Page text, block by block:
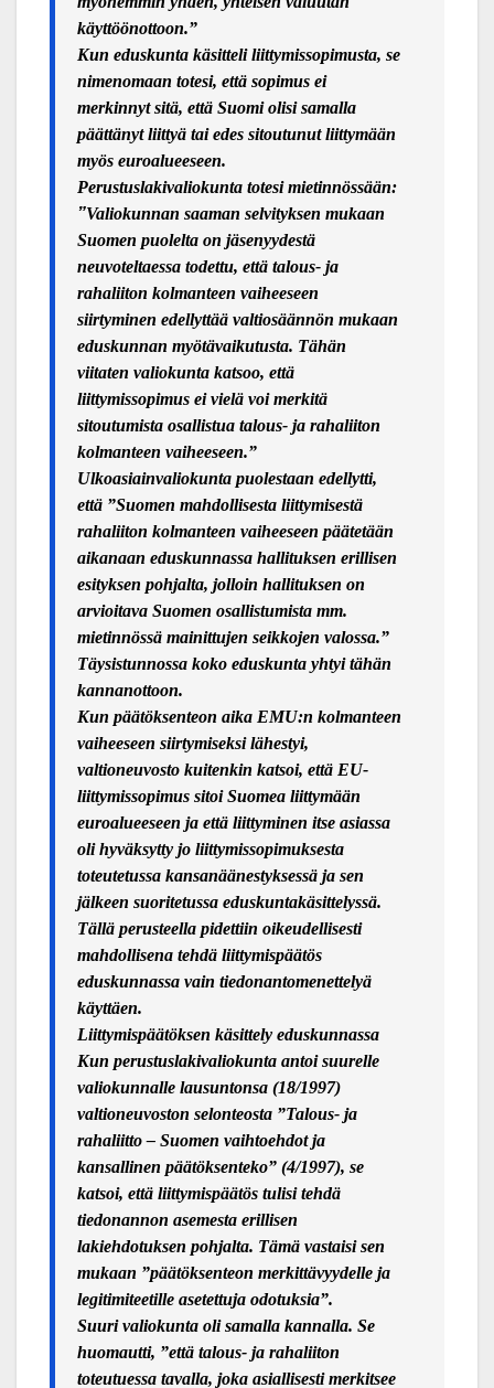
käyttöönottoon.”
Kun eduskunta käsitteli liittymissopimusta, se
nimenomaan totesi, että sopimus ei
merkinnyt sitä, että Suomi olisi samalla
päättänyt liittyä tai edes sitoutunut liittymään
myös euroalueeseen.
Perustuslakivaliokunta totesi mietinnössään:
”Valiokunnan saaman selvityksen mukaan
Suomen puolelta on jäsenyydestä
neuvoteltaessa todettu, että talous- ja
rahaliiton kolmanteen vaiheeseen
siirtyminen edellyttää valtiosäännön mukaan
eduskunnan myötävaikutusta. Tähän
viitaten valiokunta katsoo, että
liittymissopimus ei vielä voi merkitä
sitoutumista osallistua talous- ja rahaliiton
kolmanteen vaiheeseen.”
Ulkoasiainvaliokunta puolestaan edellytti,
että ”Suomen mahdollisesta liittymisestä
rahaliiton kolmanteen vaiheeseen päätetään
aikanaan eduskunnassa hallituksen erillisen
esityksen pohjalta, jolloin hallituksen on
arvioitava Suomen osallistumista mm.
mietinnössä mainittujen seikkojen valossa.”
Täysistunnossa koko eduskunta yhtyi tähän
kannanottoon.
Kun päätöksenteon aika EMU:n kolmanteen
vaiheeseen siirtymiseksi lähestyi,
valtioneuvosto kuitenkin katsoi, että EU-
liittymissopimus sitoi Suomea liittymään
euroalueeseen ja että liittyminen itse asiassa
oli hyväksytty jo liittymissopimuksesta
toteutetussa kansanäänestyksessä ja sen
jälkeen suoritetussa eduskuntakäsittelyssä.
Tällä perusteella pidettiin oikeudellisesti
mahdollisena tehdä liittymispäätös
eduskunnassa vain tiedonantomenettelyä
käyttäen.
Liittymispäätöksen käsittely eduskunnassa
Kun perustuslakivaliokunta antoi suurelle
valiokunnalle lausuntonsa (18/1997)
valtioneuvoston selonteosta ”Talous- ja
rahaliitto – Suomen vaihtoehdot ja
kansallinen päätöksenteko” (4/1997), se
katsoi, että liittymispäätös tulisi tehdä
tiedonannon asemesta erillisen
lakiehdotuksen pohjalta. Tämä vastaisi sen
mukaan ”päätöksenteon merkittävyydelle ja
legitimiteetille asetettuja odotuksia”.
Suuri valiokunta oli samalla kannalla. Se
huomautti, ”että talous- ja rahaliiton
toteutuessa tavalla, joka asiallisesti merkitsee